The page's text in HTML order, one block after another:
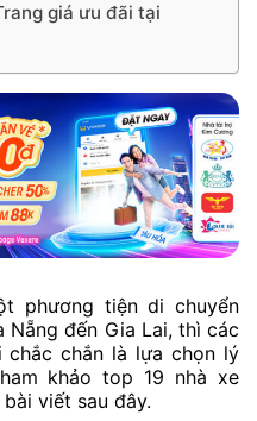
giá ưu đãi tại
phương tiện di chuyển
đến Gia Lai, thì các
chắn là lựa chọn lý
khảo top 19 nhà xe
viết sau đây.